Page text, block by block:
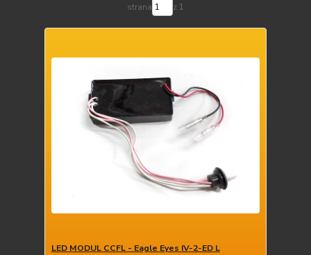
strana z 1
LED MODUL CCFL - Eagle Eyes IV-2-ED L